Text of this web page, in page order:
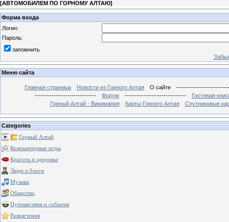
[АВТОМОБИЛЕМ ПО ГОРНОМУ АЛТАЮ]
Форма входа
Логин:
Пароль:
запомнить
Меню сайта
Главная страница Новости из Горного Алтая О сайте
------------------------------
Форум ------------------------------
Гостевая
Горный Алтай - Викимапия
Карты Горного Алтая Спутниковые
Categories
Горный Алтай
Компьютерные игры
Красота и здоровье
Люди и блоги
Музыка
Общество
Путешествия и события
Развлечения